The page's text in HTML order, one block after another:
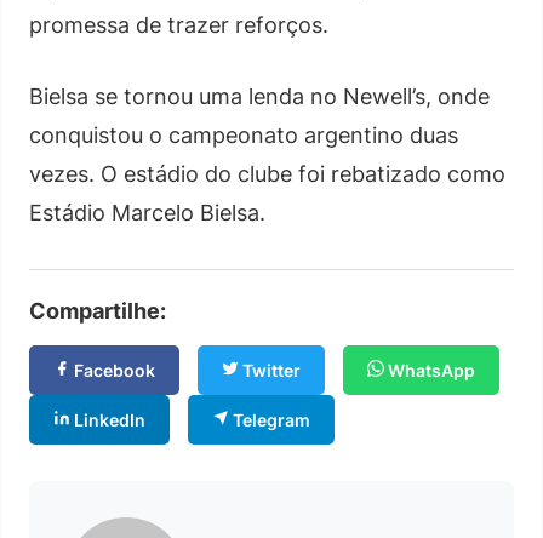
promessa de trazer reforços.
Bielsa se tornou uma lenda no Newell’s, onde
conquistou o campeonato argentino duas
vezes. O estádio do clube foi rebatizado como
Estádio Marcelo Bielsa.
Compartilhe:
Facebook Twitter WhatsApp
LinkedIn Telegram